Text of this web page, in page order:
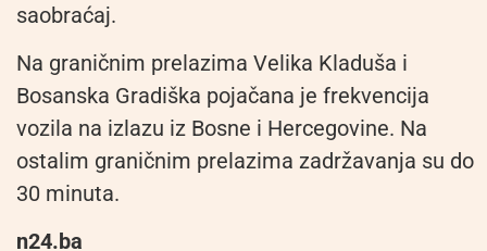
saobraćaj.
Na graničnim prelazima Velika Kladuša i
Bosanska Gradiška pojačana je frekvencija
vozila na izlazu iz Bosne i Hercegovine. Na
ostalim graničnim prelazima zadržavanja su do
30 minuta.
n24.ba